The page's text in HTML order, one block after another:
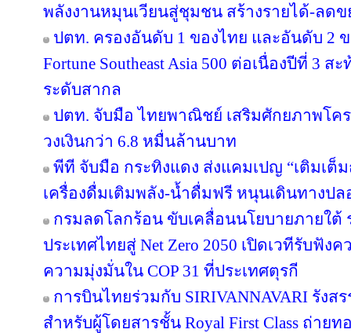
พลังงานหมุนเวียนสู่ชุมชน สร้างรายได้-ลดข
ปตท. ครองอันดับ 1 ของไทย และอันดับ 2
Fortune Southeast Asia 500 ต่อเนื่องปีที่ 3
ระดับสากล
ปตท. จับมือ ไทยพาณิชย์ เสริมศักยภาพโค
วงเงินกว่า 6.8 หมื่นล้านบาท
พีที จับมือ กระทิงแดง ส่งแคมเปญ “เติมเต็
เครื่องดื่มเติมพลัง-น้ำดื่มฟรี หนุนเดินทางป
กรมลดโลกร้อน ขับเคลื่อนนโยบายภายใต้
ประเทศไทยสู่ Net Zero 2050 เปิดเวทีรับฟั
ความมุ่งมั่นใน COP 31 ที่ประเทศตุรกี
การบินไทยร่วมกับ SIRIVANNAVARI รังส
สำหรับผู้โดยสารชั้น Royal First Class ถ่าย